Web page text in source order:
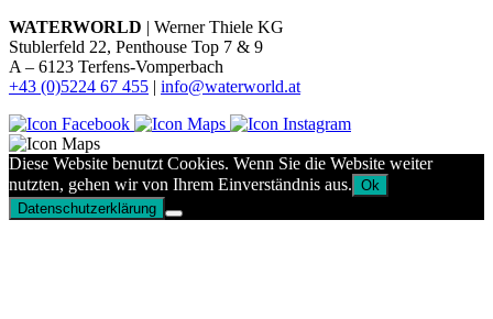
WATERWORLD | Werner Thiele KG
Stublerfeld 22, Penthouse Top 7 & 9
A – 6123 Terfens-Vomperbach
+43 (0)5224 67 455 | info@waterworld.at
Diese Website benutzt Cookies. Wenn Sie die Website weiter
nutzten, gehen wir von Ihrem Einverständnis aus. Ok
Datenschutzerklärung